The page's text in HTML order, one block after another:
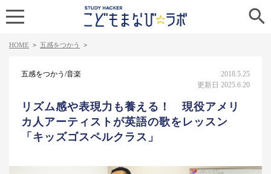

HOME > 五感をつかう >
五感をつかう/音楽
2018.5.25
更新日 2025.6.20
リズム感や表現力も養える！ 現役アメリ
カ人アーティストが英語の歌をレッスン
「キッズゴスペルクラス」